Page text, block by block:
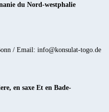
du Nord-westphalie
/ Email: info@konsulat-togo.de
en saxe Et en Bade-